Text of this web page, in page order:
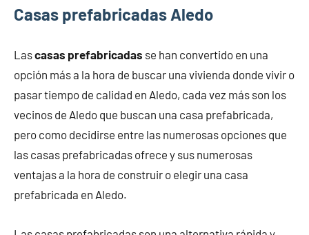
Casas prefabricadas Aledo
Lascasas prefabricadas se han convertido en una
opción más a la hora de buscar una vivienda donde vivir o
pasar tiempo de calidad en Aledo, cada vez más son los
vecinos de Aledo que buscan una casa prefabricada,
pero como decidirse entre las numerosas opciones que
las casas prefabricadas ofrece y sus numerosas
ventajas a la hora de construir o elegir una casa
prefabricada en Aledo.